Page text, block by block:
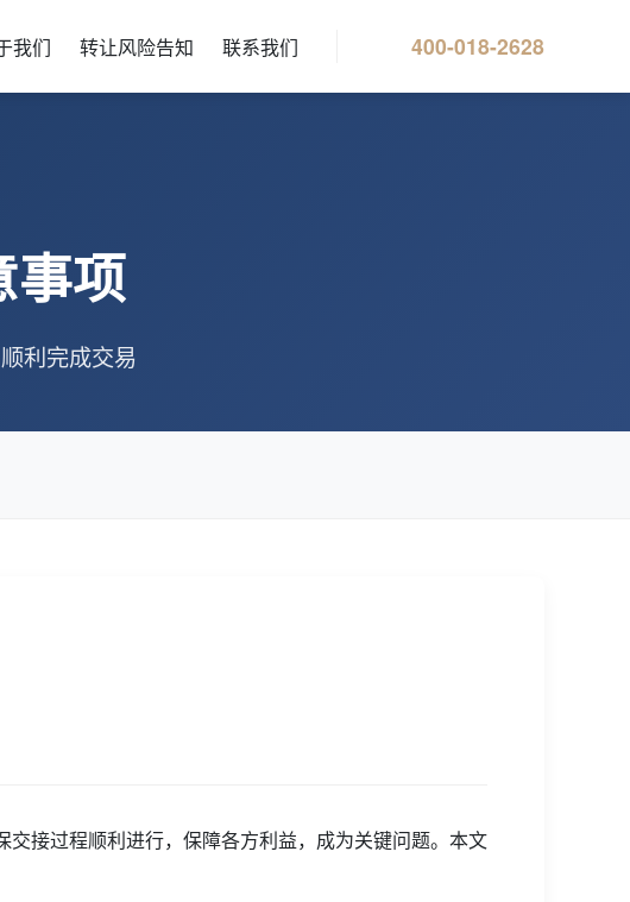
我们 转让风险告知 联系我们 400-018-2628
事项
利完成交易
接过程顺利进行，保障各方利益，成为关键问题。本文